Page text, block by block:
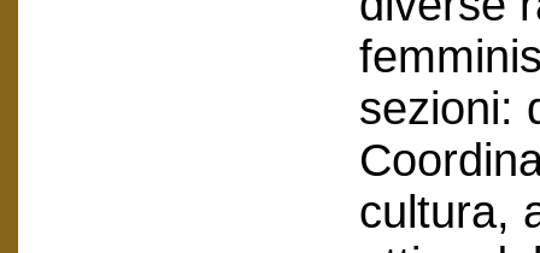
sezioni:
cultura,